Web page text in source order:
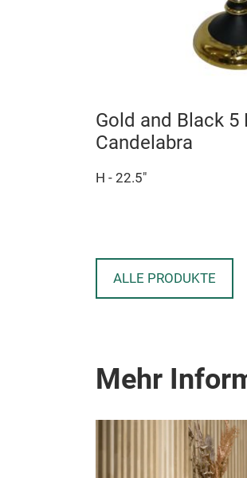
Gold and Black 5
Candelabra
H - 22.5"
ALLE PRODUKTE
Mehr